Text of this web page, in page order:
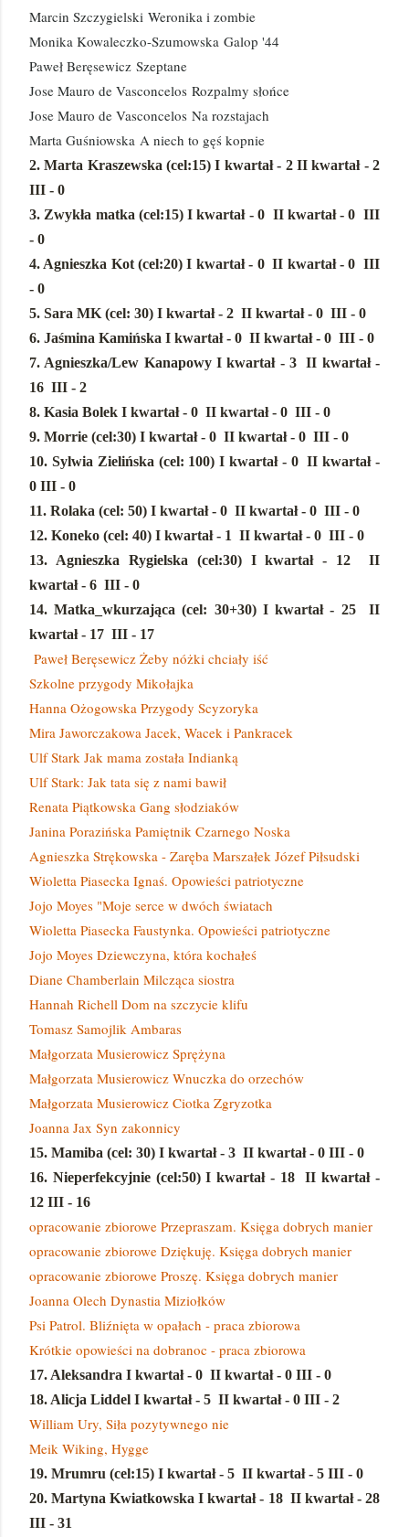
Marcin Szczygielski Weronika i zombie
Monika Kowaleczko-Szumowska Galop '44
Paweł Beręsewicz Szeptane
Jose Mauro de Vasconcelos Rozpalmy słońce
Jose Mauro de Vasconcelos Na rozstajach
Marta Guśniowska A niech to gęś kopnie
2. Marta Kraszewska (cel:15)I kwartał - 2 II kwartał - 2
III - 0
3. Zwykła matka (cel:15)I kwartał - 0 II kwartał - 0 III
- 0
4. Agnieszka Kot (cel:20)I kwartał - 0 II kwartał - 0 III
- 0
5. Sara MK (cel: 30) I kwartał - 2 II kwartał - 0 III - 0
6. Jaśmina Kamińska I kwartał - 0 II kwartał - 0 III - 0
7. Agnieszka/Lew Kanapowy I kwartał - 3 II kwartał -
16 III - 2
8. Kasia Bolek I kwartał - 0 II kwartał - 0 III - 0
9. Morrie (cel:30) I kwartał - 0 II kwartał - 0 III - 0
10. Sylwia Zielińska (cel: 100)I kwartał - 0 II kwartał -
0 III - 0
11. Rolaka (cel: 50) I kwartał - 0 II kwartał - 0 III - 0
12. Koneko (cel: 40) I kwartał - 1 II kwartał - 0 III - 0
13. Agnieszka Rygielska (cel:30) I kwartał - 12
II
kwartał - 6 III - 0
14. Matka_wkurzająca (cel: 30+30) I kwartał - 25
II
kwartał - 17 III - 17
Paweł Beręsewicz Żeby nóżki chciały iść
Szkolne przygody Mikołajka
Hanna Ożogowska Przygody Scyzoryka
Mira Jaworczakowa Jacek, Wacek i Pankracek
Ulf Stark Jak mama została Indianką
Ulf Stark: Jak tata się z nami bawił
Renata Piątkowska Gang słodziaków
Janina Porazińska Pamiętnik Czarnego Noska
Agnieszka Strękowska - Zaręba Marszałek Józef Piłsudski
Wioletta Piasecka Ignaś. Opowieści patriotyczne
Jojo Moyes "Moje serce w dwóch światach
Wioletta Piasecka Faustynka. Opowieści patriotyczne
Jojo Moyes Dziewczyna, która kochałeś
Diane Chamberlain Milcząca siostra
Hannah Richell Dom na szczycie klifu
Tomasz Samojlik Ambaras
Małgorzata Musierowicz Sprężyna
Małgorzata Musierowicz Wnuczka do orzechów
Małgorzata Musierowicz Ciotka Zgryzotka
Joanna Jax Syn zakonnicy
15. Mamiba (cel: 30) I kwartał - 3 II kwartał - 0 III - 0
16. Nieperfekcyjnie (cel:50)I kwartał - 18
II kwartał -
12 III - 16
opracowanie zbiorowe Przepraszam. Księga dobrych manier
opracowanie zbiorowe Dziękuję. Księga dobrych manier
opracowanie zbiorowe Proszę. Księga dobrych manier
Joanna Olech Dynastia Miziołków
Psi Patrol. Bliźnięta w opałach - praca zbiorowa
Krótkie opowieści na dobranoc - praca zbiorowa
17. Aleksandra I kwartał - 0 II kwartał - 0 III - 0
18. Alicja Liddel I kwartał - 5 II kwartał - 0 III - 2
William Ury, Siła pozytywnego nie
Meik Wiking, Hygge
19. Mrumru (cel:15) I kwartał - 5 II kwartał - 5 III - 0
20. Martyna KwiatkowskaI kwartał - 18 II kwartał - 28
III - 31